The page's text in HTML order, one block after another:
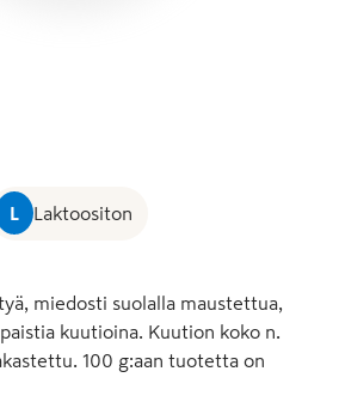
L Laktoositon
miedosti suolalla maustettua,
kuutioina. Kuution koko n.
100 g:aan tuotetta on